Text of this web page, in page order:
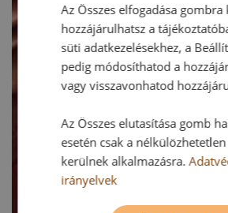
Az Összes elfogadása
hozzájárulhatsz a
süti adatkezelésekhez, a
pedig módosíthatod a
vagy visszavonhatod
Az Összes elutasítása gomb
esetén csak a
kerülnek alkalmazásra.
irányelvek